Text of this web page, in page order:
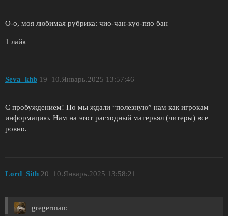
О-о, моя любимая рубрика: чио-чан-куо-пяо бан
1 лайк
Seva_khb 10.Январь.2025 13:57:46
19
С пробуждением! Но мы ждали “полезную” нам как игрокам
информацию. Нам на этот расходный матерьял (читеры) все
ровно.
Lord_Sith 10.Январь.2025 13:58:21
20
gregerman: